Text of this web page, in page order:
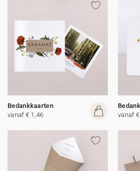
Bedankkaarten
vanaf € 1,46
vanaf